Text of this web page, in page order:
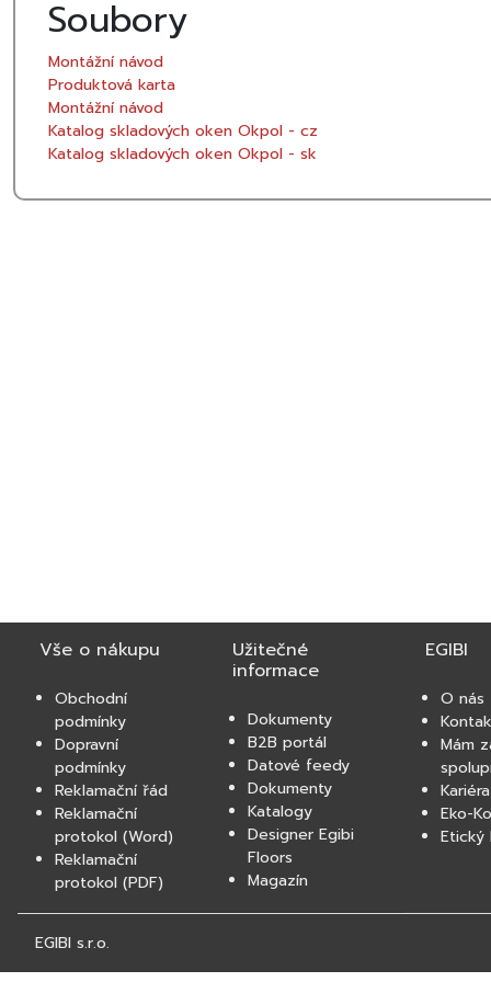
Soubory
Montážní návod
Produktová karta
Montážní návod
Katalog skladových oken Okpol - cz
Katalog skladových oken Okpol - sk
Vše o nákupu
Obchodní
podmínky
Dopravní
podmínky
Reklamační řád
Reklamační
protokol (Word)
Reklamační
protokol (PDF)
Užitečné
informace
Dokumenty
B2B portál
Datové feedy
Dokumenty
Katalogy
Designer Egibi
Floors
Magazín
EGIBI
O nás
Mám
Kariéra
Eko-
Etický
EGIBI s.r.o.